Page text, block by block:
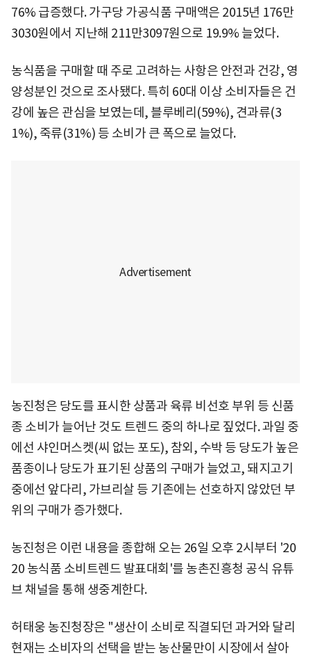
76% 급증했다. 가구당 가공식품 구매액은 2015년 176만
3030원에서 지난해 211만3097원으로 19.9% 늘었다.
농식품을 구매할 때 주로 고려하는 사항은 안전과 건강, 영
양성분인 것으로 조사됐다. 특히 60대 이상 소비자들은 건
강에 높은 관심을 보였는데, 블루베리(59%), 견과류(3
1%), 죽류(31%) 등 소비가 큰 폭으로 늘었다.
농진청은 당도를 표시한 상품과 육류 비선호 부위 등 신품
종 소비가 늘어난 것도 트렌드 중의 하나로 짚었다. 과일 중
에선 샤인머스켓(씨 없는 포도), 참외, 수박 등 당도가 높은
품종이나 당도가 표기된 상품의 구매가 늘었고, 돼지고기
중에선 앞다리, 가브리살 등 기존에는 선호하지 않았던 부
위의 구매가 증가했다.
농진청은 이런 내용을 종합해 오는 26일 오후 2시부터 '20
20 농식품 소비트렌드 발표대회'를 농촌진흥청 공식 유튜
브 채널을 통해 생중계한다.
허태웅 농진청장은 "생산이 소비로 직결되던 과거와 달리
현재는 소비자의 선택을 받는 농산물만이 시장에서 살아